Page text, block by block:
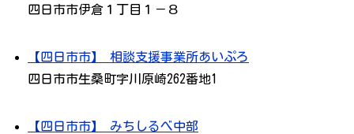
四日市市伊倉１丁目１－８
【四日市市】 相談支援事業所あいぷろ
四日市市生桑町字川原崎262番地1
【四日市市】 みちしるべ中部